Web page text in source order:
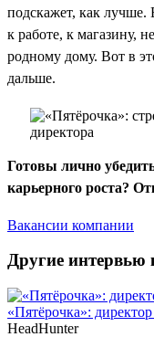
подскажет, как лучше.
к работе, к магазину,
родному дому. Вот в
дальше.
Готовы лично
карьерного роста?
Вакансии компании
Другие интервью
«Пятёрочка»:
HeadHunter